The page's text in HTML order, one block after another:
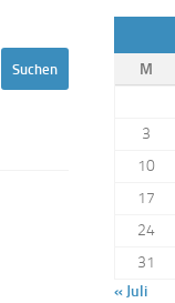
M
3
10
17
24
31
« Juli